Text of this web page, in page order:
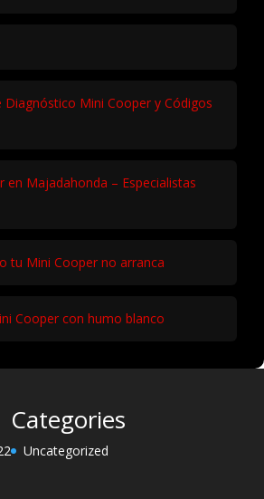
Diagnóstico Mini Cooper y Códigos
en Majadahonda – Especialistas
tu Mini Cooper no arranca
Cooper con humo blanco
Categories
Uncategorized